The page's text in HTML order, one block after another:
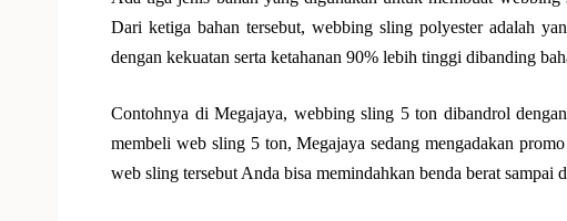
Dari ketiga bahan tersebut, webbing sling polyester adalah
dengan kekuatan serta ketahanan 90% lebih tinggi dibanding
Contohnya di Megajaya, webbing sling 5 ton dibandrol
membeli web sling 5 ton, Megajaya sedang mengadakan
web sling tersebut Anda bisa memindahkan benda berat sampai